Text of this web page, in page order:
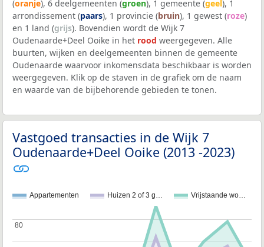
(oranje), 6 deelgemeenten (groen), 1 gemeente (geel), 1
arrondissement (paars), 1 provincie (bruin), 1 gewest (roze)
en 1 land (grijs). Bovendien wordt de Wijk 7
Oudenaarde+Deel Ooike in het rood weergegeven. Alle
buurten, wijken en deelgemeenten binnen de gemeente
Oudenaarde waarvoor inkomensdata beschikbaar is worden
weergegeven. Klik op de staven in de grafiek om de naam
en waarde van de bijbehorende gebieden te tonen.
Vastgoed transacties in de Wijk 7
Oudenaarde+Deel Ooike (2013 -2023)
Appartementen Huizen 2 of 3 g… Vrijstaande wo…
80
80